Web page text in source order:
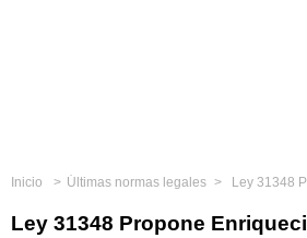
Inicio Últimas normas legales Ley 31348
Ley 31348 Propone